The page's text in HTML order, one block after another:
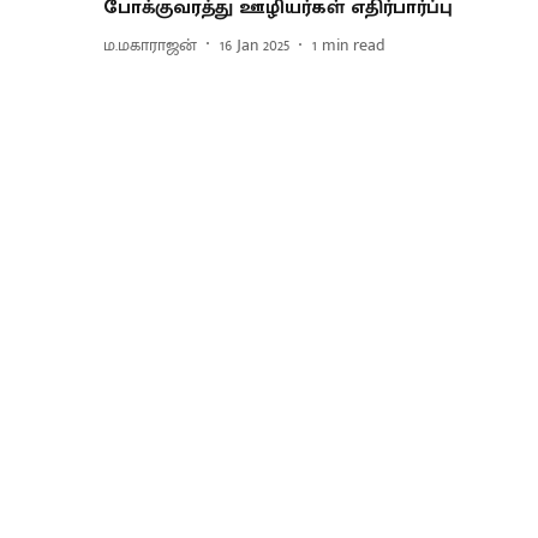
போக்குவரத்து ஊழியர்கள் எதிர்பார்ப்பு
ம.மகாராஜன் 16 Jan 2025 1 min read